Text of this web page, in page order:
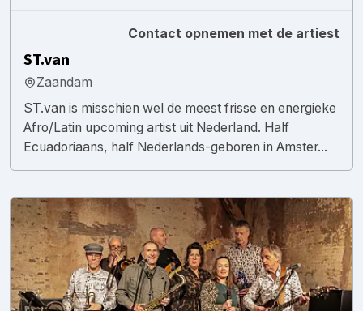
Contact opnemen met de artiest
ST.van
Zaandam
ST.van is misschien wel de meest frisse en energieke
Afro/Latin upcoming artist uit Nederland. Half
Ecuadoriaans, half Nederlands-geboren in Amster...